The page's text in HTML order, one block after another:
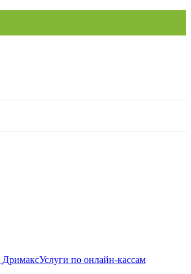
Услуги по онлайн-кассам